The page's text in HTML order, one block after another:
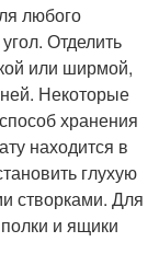
любого
Отделить
или ширмой,
Некоторые
хранения
находится в
глухую
створками. Для
и ящики